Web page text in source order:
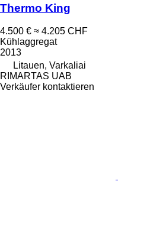
Thermo King
4.500 € ≈ 4.205 CHF
Kühlaggregat
2013
Litauen, Varkaliai
RIMARTAS UAB
Verkäufer kontaktieren